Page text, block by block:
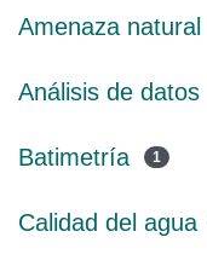
Amenaza natural
Análisis de datos
Batimetría 1
Calidad del agua